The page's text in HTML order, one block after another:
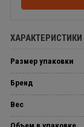
ХАРАКТЕРИСТИКИ
Размер упаковки
Бренд
Вес